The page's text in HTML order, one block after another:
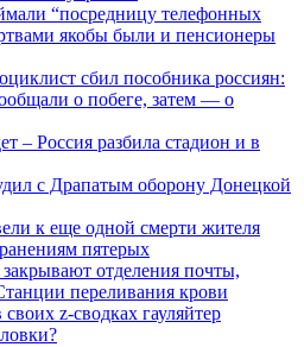
“посредницу телефонных
якобы были и пенсионеры
сбил пособника россиян:
о побеге, затем — о
– Россия разбила стадион и в
с Драпатым оборону Донецкой
к еще одной смерти жителя
пятерых
отделения почты,
переливания крови
своих z-сводках гауляйтер